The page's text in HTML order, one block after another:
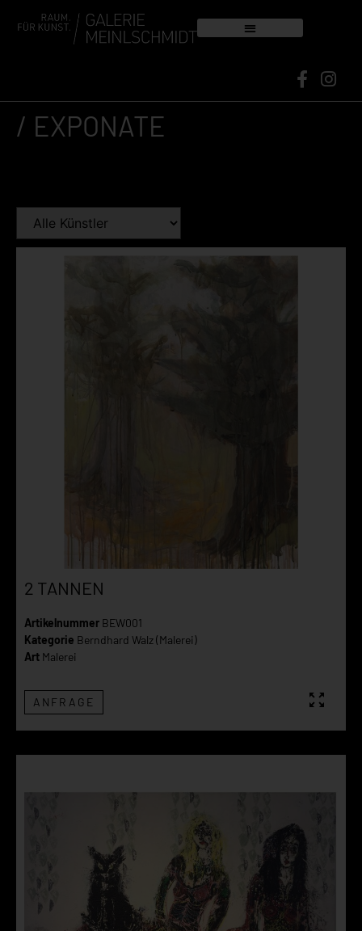
/ EXPONATE
2 TANNEN
Artikelnummer BEW001
Kategorie Berndhard Walz (Malerei)
Art Malerei
ANFRAGE